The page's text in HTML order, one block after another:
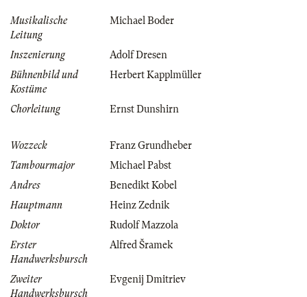
Musikalische
Leitung
Michael Boder
Inszenierung
Adolf Dresen
Bühnenbild und
Kostüme
Herbert Kapplmüller
Chorleitung Ernst Dunshirn
Wozzeck
Franz Grundheber
Tambourmajor
Michael Pabst
Andres
Benedikt Kobel
Hauptmann
Heinz Zednik
Doktor
Rudolf Mazzola
Erster
Handwerksbursch
Alfred Šramek
Zweiter
Handwerksbursch
Evgenij Dmitriev